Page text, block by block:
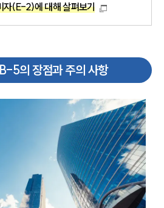
대륜소개
(E-2)에 대해 살펴보기
5의 장점과 주의 사항